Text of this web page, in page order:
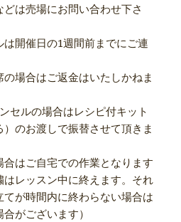
は売場にお問い合わせ下さ
開催日の1週間前までにご連
場合はご返金はいたしかねま
セルの場合はレシピ付キット
）のお渡しで振替させて頂きま
はご自宅での作業となります
はレッスン中に終えます。それ
が時間内に終わらない場合は
がございます）